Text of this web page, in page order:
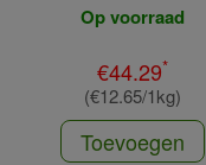
Op voorraad
€44.29*
(€12.65/1kg)
Toevoegen